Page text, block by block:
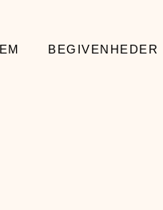
BEGIVENHEDER